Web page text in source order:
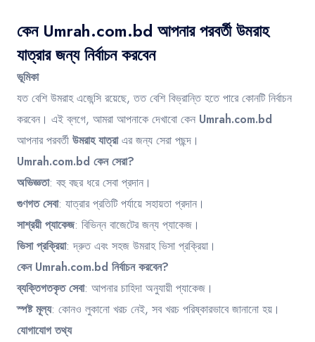
কেন Umrah.com.bd আপনার পরবর্তী উমরাহ
যাত্রার জন্য নির্বাচন করবেন
ভূমিকা
যত বেশি উমরাহ এজেন্সি রয়েছে, তত বেশি বিভ্রান্তি হতে পারে কোনটি নির্বাচন
করবেন। এই ব্লগে, আমরা আপনাকে দেখাবো কেন Umrah.com.bd
আপনার পরবর্তী উমরাহ যাত্রাএর জন্য সেরা পছন্দ।
Umrah.com.bd কেন সেরা?
অভিজ্ঞতা: বহু বছর ধরে সেবা প্রদান।
গুণগত সেবা: যাত্রার প্রতিটি পর্যায়ে সহায়তা প্রদান।
সাশ্রয়ী প্যাকেজ: বিভিন্ন বাজেটের জন্য প্যাকেজ।
ভিসা প্রক্রিয়া: দ্রুত এবং সহজ উমরাহ ভিসা প্রক্রিয়া।
কেন Umrah.com.bd নির্বাচন করবেন?
ব্যক্তিগতকৃত সেবা: আপনার চাহিদা অনুযায়ী প্যাকেজ।
স্পষ্ট মূল্য: কোনও লুকানো খরচ নেই, সব খরচ পরিষ্কারভাবে জানানো হয়।
যোগাযোগ তথ্য